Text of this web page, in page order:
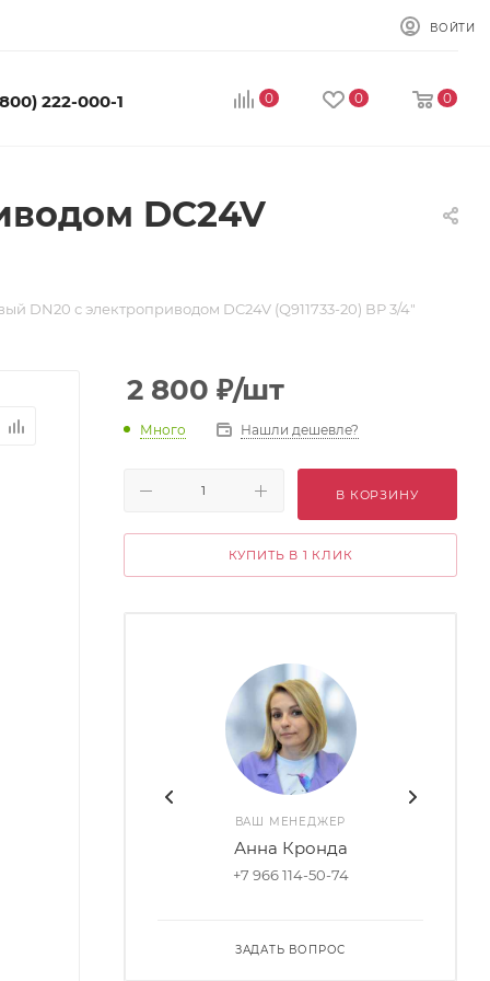
ВОЙТИ
222-000-1 0 0 0
DC24V
DN20 с электроприводом DC24V (Q911733-20) ВР 3/4"
2 800 ₽/шт
Много Нашли дешевле?
В КОРЗИНУ
КУПИТЬ В 1 КЛИК
ВАШ МЕНЕДЖЕР
Анна Кронда
+7 966 114-50-74
ЗАДАТЬ ВОПРОС